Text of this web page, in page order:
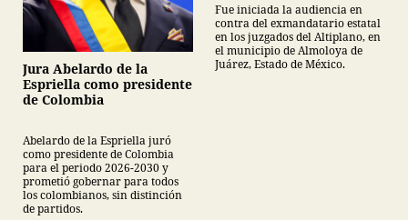
Jura Abelardo de la
Espriella como presidente
de Colombia
Abelardo de la Espriella juró
como presidente de Colombia
para el periodo 2026-2030 y
prometió gobernar para todos
los colombianos, sin distinción
de partidos.
Fue iniciada la audiencia en
contra del exmandatario estatal
en los juzgados del Altiplano, en
el municipio de Almoloya de
Juárez, Estado de México.